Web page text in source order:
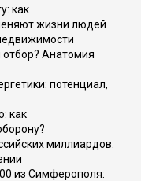
как
жизни людей
Анатомия
потенциал,
как
миллиардов:
из Симферополя: